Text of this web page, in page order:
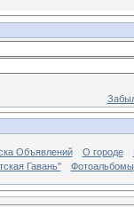
Объявлений О городе
Гавань" Фотоальбомы